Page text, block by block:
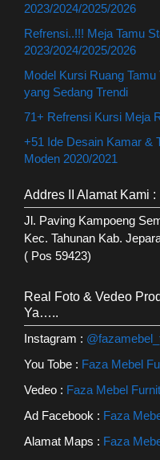
2023/2024/2025/2026
Refrensi..!!! Meja Tamu
2023/2024/2025/2026
Model Kursi Ruang
yang Sedang Trendi
71+ Refrensi Kursi Meja
+51 Ide Desain Kamar &
Moden 2020/2021
Addres II Alamat Kami :
Jl. Paving Kampoeng
Kec. Tahunan Kab.
( Pos 59423)
Real Foto & Vedeo
Ya…..
Instagram :
You Tobe : Faza Mebel
Vedeo : Faza Mebel
Ad Facebook : Faza
Alamat Maps : Faza